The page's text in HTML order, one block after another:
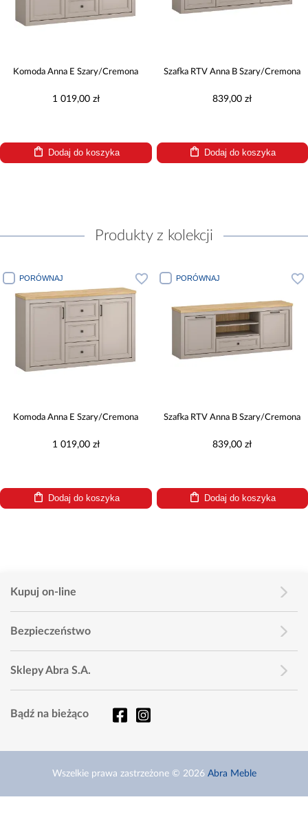
Komoda Anna E Szary/Cremona
1 019,00 zł
Dodaj do koszyka
Szafka RTV Anna B Szary/Cremona
839,00 zł
Dodaj do koszyka
Produkty z kolekcji
PORÓWNAJ
Komoda Anna E Szary/Cremona
1 019,00 zł
Dodaj do koszyka
PORÓWNAJ
Szafka RTV Anna B Szary/Cremona
839,00 zł
Dodaj do koszyka
Kupuj on-line
Bezpieczeństwo
Sklepy Abra S.A.
Bądź na bieżąco
Wszelkie prawa zastrzeżone © 2026 Abra Meble